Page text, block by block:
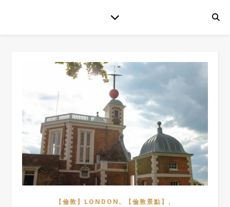
【倫敦】LONDON , 【倫敦景點】 ,